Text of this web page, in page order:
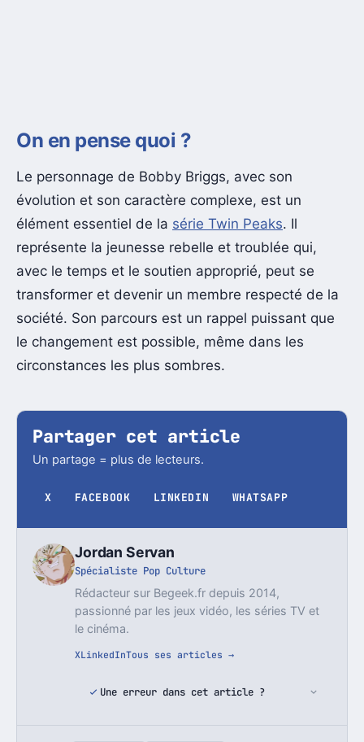
On en pense quoi ?
Le personnage de Bobby Briggs, avec son
évolution et son caractère complexe, est un
élément essentiel de la série Twin Peaks. Il
représente la jeunesse rebelle et troublée qui,
avec le temps et le soutien approprié, peut se
transformer et devenir un membre respecté de la
société. Son parcours est un rappel puissant que
le changement est possible, même dans les
circonstances les plus sombres.
Partager cet article
Un partage = plus de lecteurs.
X FACEBOOK LINKEDIN WHATSAPP
Jordan Servan
Spécialiste Pop Culture
Rédacteur sur Begeek.fr depuis 2014,
passionné par les jeux vidéo, les séries TV et
le cinéma.
XLinkedInTous ses articles →
Une erreur dans cet article ?